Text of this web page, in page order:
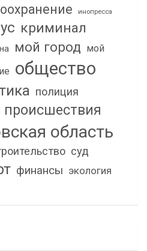
инопресса
криминал
мой город мой
общество
полиция
происшествия
область
суд
финансы экология